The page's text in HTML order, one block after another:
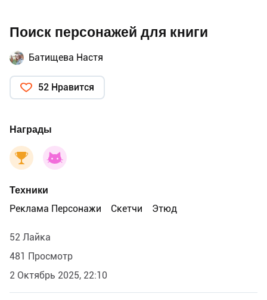
Поиск персонажей для книги
Батищева Настя
52 Нравится
Награды
Техники
Реклама Персонажи
Скетчи Этюд
52 Лайка
481 Просмотр
2 Октябрь 2025, 22:10